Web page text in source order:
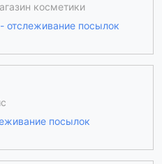
косметики
отслеживание посылок
посылок